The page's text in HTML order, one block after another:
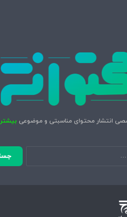
انتشار محتوای مناسبتی و موضوعی بیشتر
جستجو
برای: